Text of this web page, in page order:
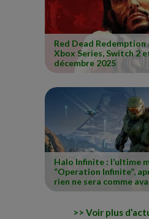
Red Dead Redemption
Xbox Series, Switch 2
décembre 2025
Halo Infinite : l’ultime
“Operation Infinite”,
rien ne sera comme
Voir plus